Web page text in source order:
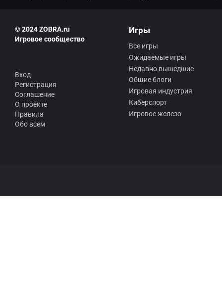
© 2024 ZOBRA.ru
Игровое сообщество
Вход
Регистрация
Соглашение
О проекте
Правила
Обо всем
Игры
Все игры
Ожидаемые игры
Недавно вышедшие
Общие блоги
Игровая индустрия
Киберспорт
Игровое железо